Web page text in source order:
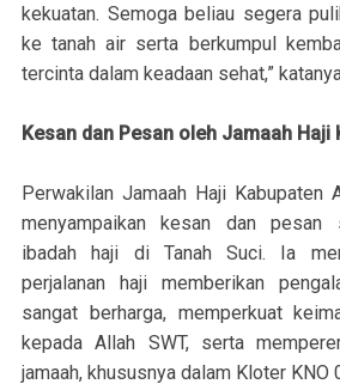
kekuatan. Semoga beliau segera
ke tanah air serta berkumpul
tercinta dalam keadaan sehat,”
Kesan dan Pesan oleh Jamaah Haji
Perwakilan Jamaah Haji Kabupaten
menyampaikan kesan dan pesan
ibadah haji di Tanah Suci. Ia
perjalanan haji memberikan
sangat berharga, memperkuat
kepada Allah SWT, serta
jamaah, khususnya dalam Kloter KNO